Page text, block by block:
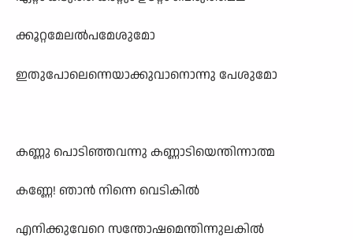
ക്കൂറ്റമേലൽപമേശുമോ
ഇതുപോലെന്നെയാക്കുവാനൊന്നു പേശുമോ
കണ്ണു പൊടിഞ്ഞവന്നു കണ്ണാടിയെന്തിന്നാത്മ
കണ്ണേ! ഞാൻ നിന്നെ വെടികിൽ
എനിക്കുവേറെ സന്തോഷമെന്തിന്നുലകിൽ